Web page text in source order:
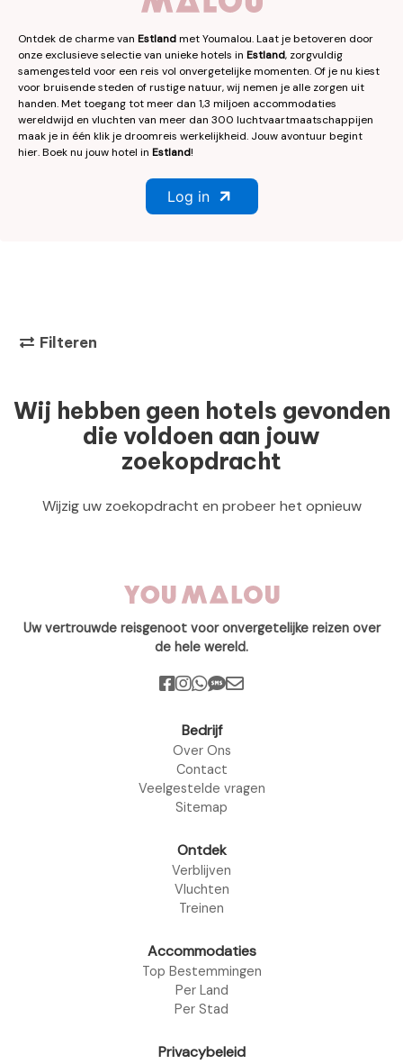
Ontdek de charme van Estlandmet Youmalou. Laat je betoveren door
onze exclusieve selectie van unieke hotels in Estland, zorgvuldig
samengesteld voor een reis vol onvergetelijke momenten. Of je nu kiest
voor bruisende steden of rustige natuur, wij nemen je alle zorgen uit
handen. Met toegang tot meer dan 1,3 miljoen accommodaties
wereldwijd en vluchten van meer dan 300 luchtvaartmaatschappijen
maak je in één klik je droomreis werkelijkheid. Jouw avontuur begint
hier. Boek nu jouw hotel in Estland!
Log in
Filteren
Wij hebben geen hotels gevonden
die voldoen aan jouw
zoekopdracht
Wijzig uw zoekopdracht en probeer het opnieuw
Uw vertrouwde reisgenoot voor onvergetelijke reizen over
de hele wereld.
Bedrijf
Over Ons
Contact
Veelgestelde vragen
Sitemap
Ontdek
Verblijven
Vluchten
Treinen
Accommodaties
Top Bestemmingen
Per Land
Per Stad
Privacybeleid